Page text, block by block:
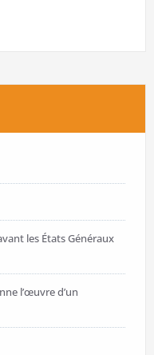
les États Généraux
l’œuvre d’un